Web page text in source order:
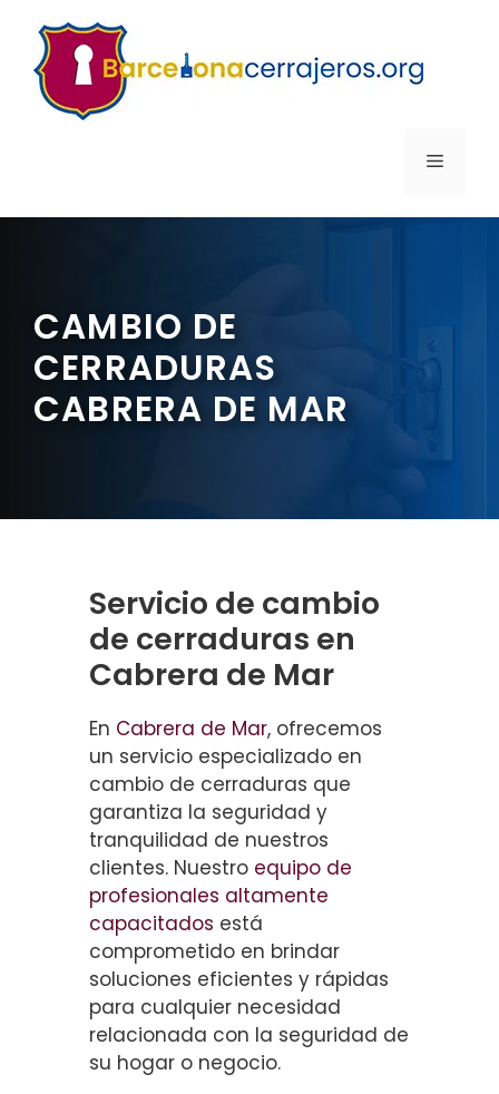
contenido
MENÚ
CAMBIO DE
CERRADURAS
CABRERA DE MAR
Servicio de cambio
de cerraduras en
Cabrera de Mar
En Cabrera de Mar, ofrecemos
un servicio especializado en
cambio de cerraduras que
garantiza la seguridad y
tranquilidad de nuestros
clientes. Nuestro equipo de
profesionales altamente
capacitados está
comprometido en brindar
soluciones eficientes y rápidas
para cualquier necesidad
relacionada con la seguridad de
su hogar o negocio.